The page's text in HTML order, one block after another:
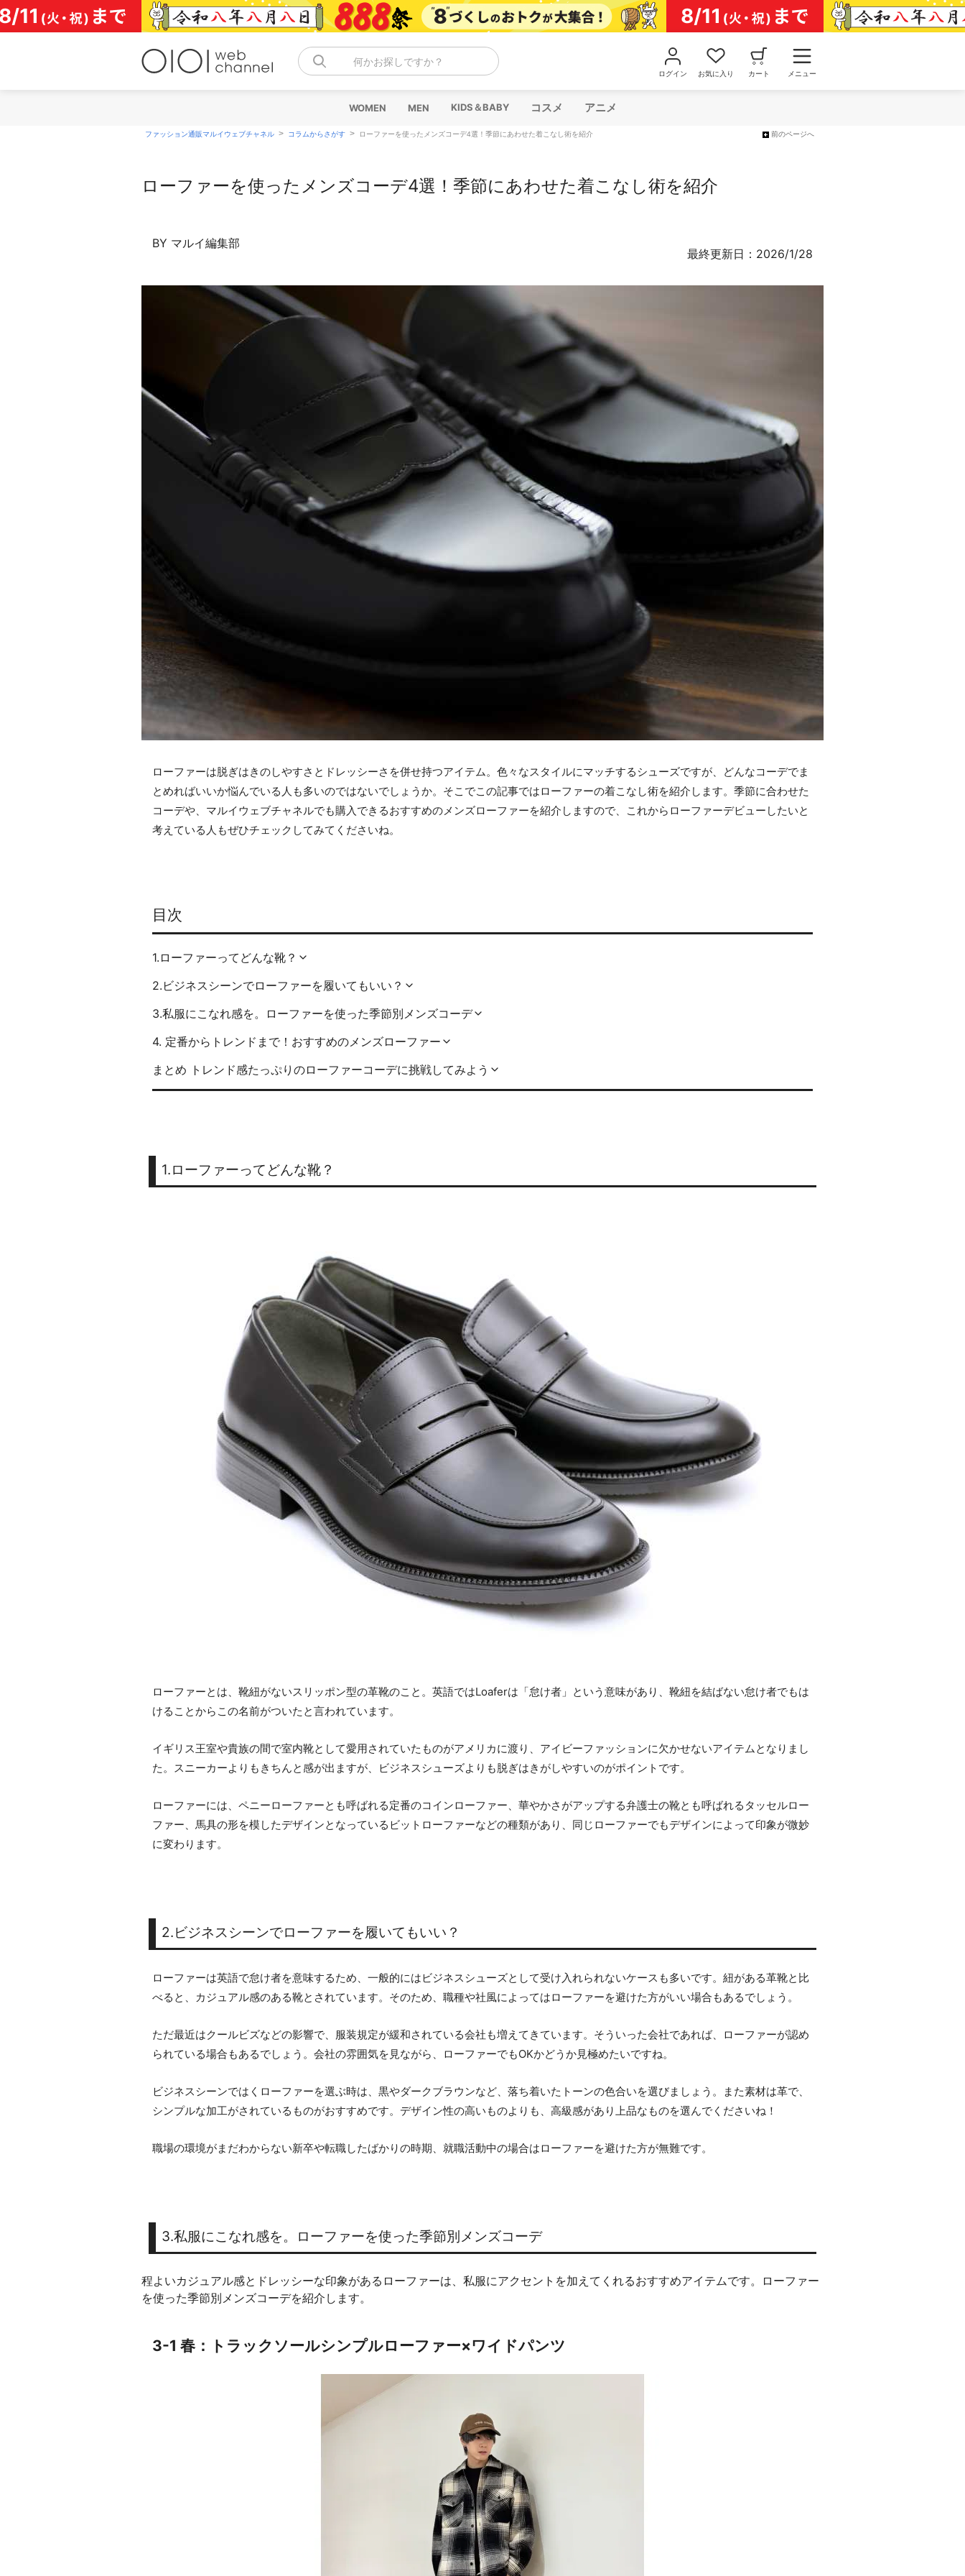
コ
ン
テ
何かお探しですか？
ログイン お気に入り カート メニュー
WOMEN MEN KIDS＆BABY コスメ アニメ
ファッション通販マルイウェブチャネル > コラムからさがす > ローファーを使ったメンズコーデ4選！季節にあわせた着こなし術を紹介 前のページへ
ローファーを使ったメンズコーデ4選！季節にあわせた着こなし術を紹介
BY マルイ編集部
最終更新日：2026/1/28
ローファーは脱ぎはきのしやすさとドレッシーさを併せ持つアイテム。色々なスタイルにマッチするシューズですが、どんなコーデでま
とめればいいか悩んでいる人も多いのではないでしょうか。そこでこの記事ではローファーの着こなし術を紹介します。季節に合わせた
コーデや、マルイウェブチャネルでも購入できるおすすめのメンズローファーを紹介しますので、これからローファーデビューしたいと
考えている人もぜひチェックしてみてくださいね。
目次
1.ローファーってどんな靴？
2.ビジネスシーンでローファーを履いてもいい？
3.私服にこなれ感を。ローファーを使った季節別メンズコーデ
4. 定番からトレンドまで！おすすめのメンズローファー
まとめ トレンド感たっぷりのローファーコーデに挑戦してみよう
1.ローファーってどんな靴？
ローファーとは、靴紐がないスリッポン型の革靴のこと。英語ではLoaferは「怠け者」という意味があり、靴紐を結ばない怠け者でもは
けることからこの名前がついたと言われています。
イギリス王室や貴族の間で室内靴として愛用されていたものがアメリカに渡り、アイビーファッションに欠かせないアイテムとなりまし
た。スニーカーよりもきちんと感が出ますが、ビジネスシューズよりも脱ぎはきがしやすいのがポイントです。
ローファーには、ペニーローファーとも呼ばれる定番のコインローファー、華やかさがアップする弁護士の靴とも呼ばれるタッセルロー
ファー、馬具の形を模したデザインとなっているビットローファーなどの種類があり、同じローファーでもデザインによって印象が微妙
に変わります。
2.ビジネスシーンでローファーを履いてもいい？
ローファーは英語で怠け者を意味するため、一般的にはビジネスシューズとして受け入れられないケースも多いです。紐がある革靴と比
べると、カジュアル感のある靴とされています。そのため、職種や社風によってはローファーを避けた方がいい場合もあるでしょう。
ただ最近はクールビズなどの影響で、服装規定が緩和されている会社も増えてきています。そういった会社であれば、ローファーが認め
られている場合もあるでしょう。会社の雰囲気を見ながら、ローファーでもOKかどうか見極めたいですね。
ビジネスシーンではくローファーを選ぶ時は、黒やダークブラウンなど、落ち着いたトーンの色合いを選びましょう。また素材は革で、
シンプルな加工がされているものがおすすめです。デザイン性の高いものよりも、高級感があり上品なものを選んでくださいね！
職場の環境がまだわからない新卒や転職したばかりの時期、就職活動中の場合はローファーを避けた方が無難です。
3.私服にこなれ感を。ローファーを使った季節別メンズコーデ
程よいカジュアル感とドレッシーな印象があるローファーは、私服にアクセントを加えてくれるおすすめアイテムです。ローファー
を使った季節別メンズコーデを紹介します。
3-1 春：トラックソールシンプルローファー×ワイドパンツ